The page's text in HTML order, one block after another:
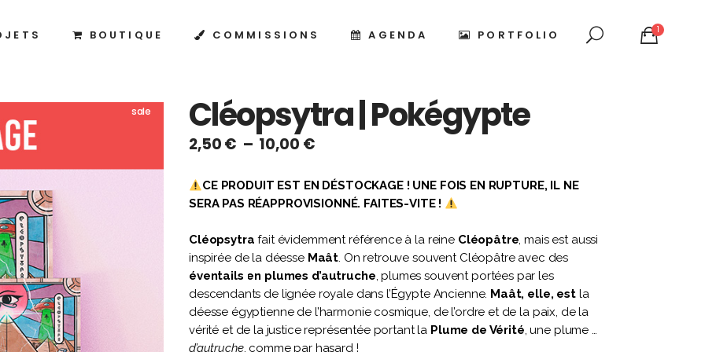
BOUTIQUE COMMISSIONS AGENDA PORTFOLIO 1
sale Cléopsytra | Pokégypte
2,50€ – 10,00 €Plage
prix :
2,50 €
10,00 €
CE PRODUIT EST EN DÉSTOCKAGE ! UNE FOIS EN RUPTURE, IL NE
SERA PAS RÉAPPROVISIONNÉ. FAITES-VITE !
Cléopsytra fait évidemment référence à la reine Cléopâtre, mais est aussi
inspirée de la déesse Maât. On retrouve souvent Cléopâtre avec des
éventails en plumes d’autruche, plumes souvent portées par les
descendants de lignée royale dans l’Égypte Ancienne. Maât, elle, estla
déesse égyptienne de l’harmonie cosmique, de l’ordre et de la paix, de la
vérité et de la justice représentée portant la Plume de Vérité, une plume …
d’autruche, comme par hasard !